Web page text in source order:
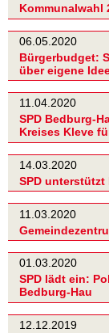
Kommunalwahl
06.05.2020
Bürgerbudget:
über eigene
11.04.2020
SPD Bedburg-
Kreises Kleve
14.03.2020
SPD unterstützt
11.03.2020
01.03.2020
SPD lädt ein:
Bedburg-Hau
12.12.2019